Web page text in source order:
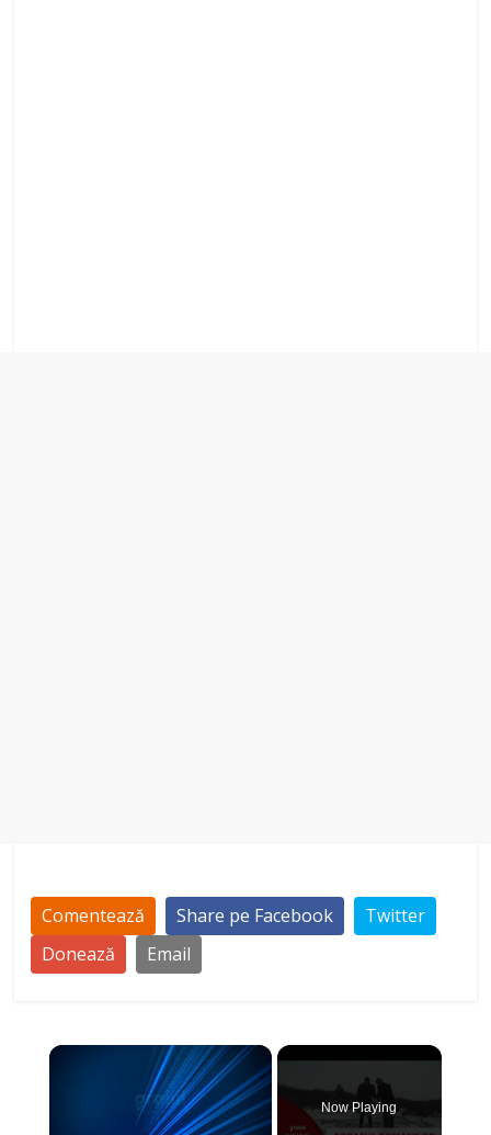
Comentează Share pe Facebook
Twitter
Donează
Email
×
Now Playing